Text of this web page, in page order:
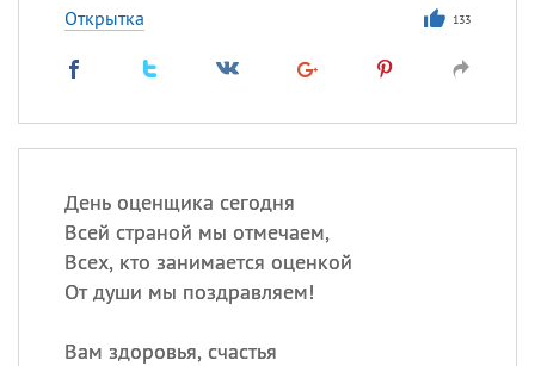
Открытка 133
День оценщика сегодня
Всей страной мы отмечаем,
Всех, кто занимается оценкой
От души мы поздравляем!
Вам здоровья, счастья